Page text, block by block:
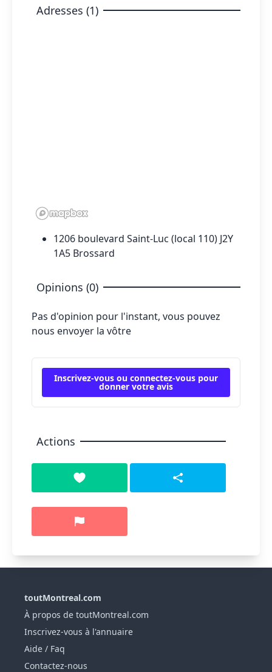
Adresses (1)
1206 boulevard Saint-Luc (local 110) J2Y
1A5 Brossard
Opinions (0)
Pas d'opinion pour l'instant, vous pouvez
nous envoyer la vôtre
Inscrivez-vous ou connectez-vous pour
donner votre avis
Actions
toutMontreal.com
À propos de toutMontreal.com
Inscrivez-vous à l'annuaire
Aide / Faq
Contactez-nous